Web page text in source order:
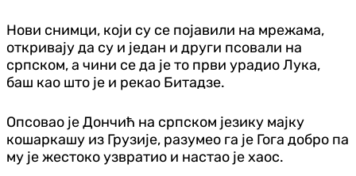
Нови снимци, који су се појавили на мрежама,
откривају да су и један и други псовали на
српском, а чини се да је то први урадио Лука,
баш као што је и рекао Битадзе.
Опсовао је Дончић на српском језику мајку
кошаркашу из Грузије, разумео га је Гога добро па
му је жестоко узвратио и настао је хаос.